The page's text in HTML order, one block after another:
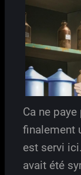
Ca ne
finalement
est servi
avait été